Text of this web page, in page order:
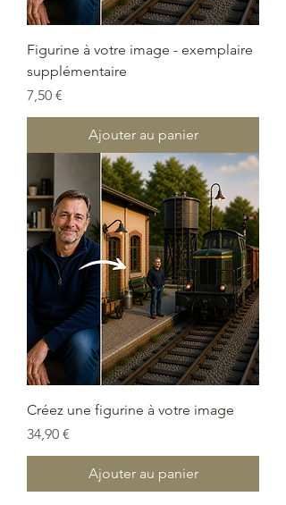
Figurine à votre image - exemplaire
supplémentaire
Prix
7,50 €
Ajouter au panier
Créez une figurine à votre image
Prix
34,90 €
Ajouter au panier